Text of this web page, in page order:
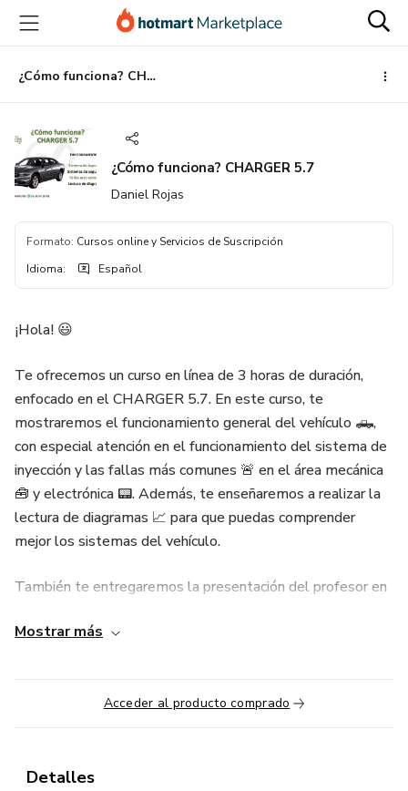
principal
página
de
página
¿Cómo funciona? CHARGER 5.7
¿Cómo funciona? CHARGER 5.7
Daniel Rojas
Formato: Cursos online y Servicios de Suscripción
Idioma: Español
¡Hola! 😃
Te ofrecemos un curso en línea de 3 horas de duración,
enfocado en el CHARGER 5.7. En este curso, te
mostraremos el funcionamiento general del vehículo 🛻,
con especial atención en el funcionamiento del sistema de
inyección y las fallas más comunes 🚨 en el área mecánica
🧰 y electrónica 📟. Además, te enseñaremos a realizar la
lectura de diagramas 📈 para que puedas comprender
mejor los sistemas del vehículo.
También te entregaremos la presentación del profesor en
caja de fusibles y relés, para que puedas tener a mano la
Aumenta tus habilidades en mecánica automotriz con este
curso, donde podrás aprender de manera práctica y
técnico en el CHARGER 5.7!
Mostrar más
Acceder al producto comprado
Detalles